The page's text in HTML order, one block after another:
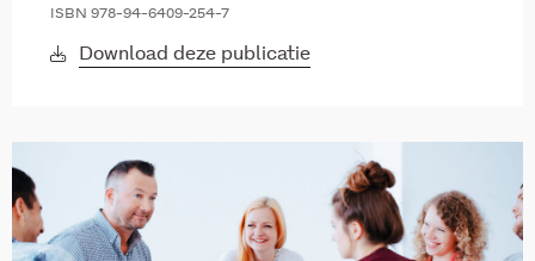
ISBN 978-94-6409-254-7
Download deze publicatie